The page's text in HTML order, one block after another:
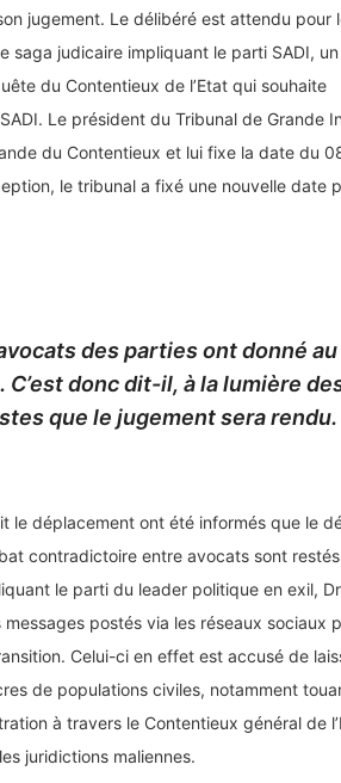
jugement. Le délibéré est attendu pour
saga judicaire impliquant le parti SADI, un
du Contentieux de l’Etat qui souhaite
Le président du Tribunal de Grande
du Contentieux et lui fixe la date du
le tribunal a fixé une nouvelle date
des parties ont donné au
donc dit-il, à la lumière
que le jugement sera rendu.
le déplacement ont été informés que le
contradictoire entre avocats sont
le parti du leader politique en exil, Dr
postés via les réseaux sociaux
Celui-ci en effet est accusé de
de populations civiles, notamment
à travers le Contentieux général de
juridictions maliennes.